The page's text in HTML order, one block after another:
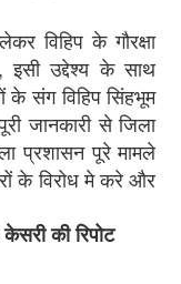
विहिप के गौरक्षा
इसी उद्देश्य के साथ
के संग विहिप सिंहभूम
जानकारी से जिला
प्रशासन पूरे मामले
के विरोध मे करे और
की रिपोट